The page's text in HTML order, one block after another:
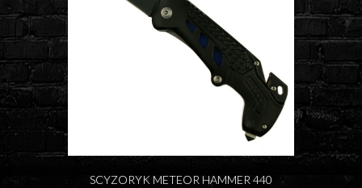
SCYZORYK METEOR HAMMER 440